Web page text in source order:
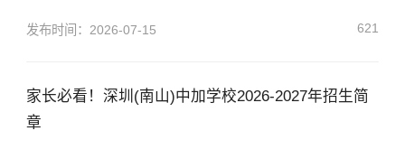
621
发布时间：2026-07-15
家长必看！深圳(南山)中加学校2026-2027年招生简
章